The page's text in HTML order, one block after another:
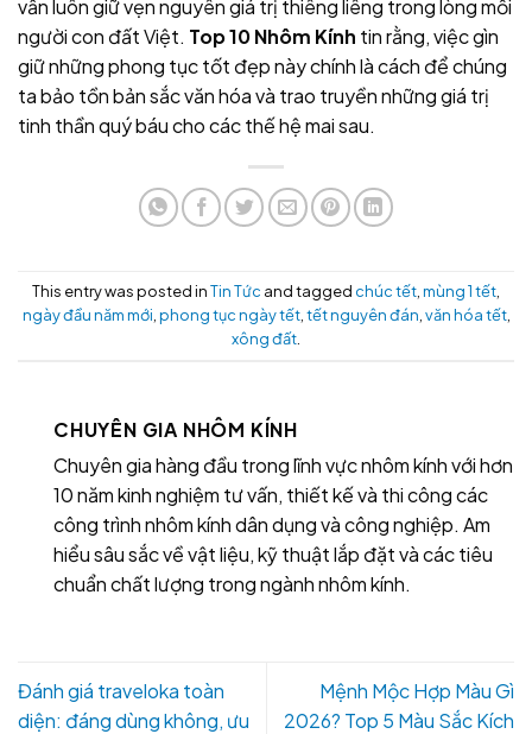
vẫn luôn giữ vẹn nguyên giá trị thiêng liêng trong lòng mỗi
người con đất Việt. Top 10 Nhôm Kính tin rằng, việc gìn
giữ những phong tục tốt đẹp này chính là cách để chúng
ta bảo tồn bản sắc văn hóa và trao truyền những giá trị
tinh thần quý báu cho các thế hệ mai sau.
This entry was posted inTin Tức and tagged chúc tết,mùng 1 tết,
ngày đầu năm mới,phong tục ngày tết,tết nguyên đán,văn hóa tết,
xông đất.
CHUYÊN GIA NHÔM KÍNH
Chuyên gia hàng đầu trong lĩnh vực nhôm kính với hơn
10 năm kinh nghiệm tư vấn, thiết kế và thi công các
công trình nhôm kính dân dụng và công nghiệp. Am
hiểu sâu sắc về vật liệu, kỹ thuật lắp đặt và các tiêu
chuẩn chất lượng trong ngành nhôm kính.
Đánh giá traveloka toàn
diện: đáng dùng không, ưu
Mệnh Mộc Hợp Màu Gì
2026? Top 5 Màu Sắc Kích